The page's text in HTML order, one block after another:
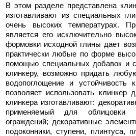
В этом разделе представлена
изготавливают из специальных
очень высоких температурах.
является его исключительно
формовки исходной глины дает
практически любые по форме
помощью специальных добавок и
клинкеру, возможно придать
водопоглощение и устойчивость
позволяет использовать
клинкера изготавливают:
применяемый для
ограждений; декоративные
подоконники, ступени, плинтуса,